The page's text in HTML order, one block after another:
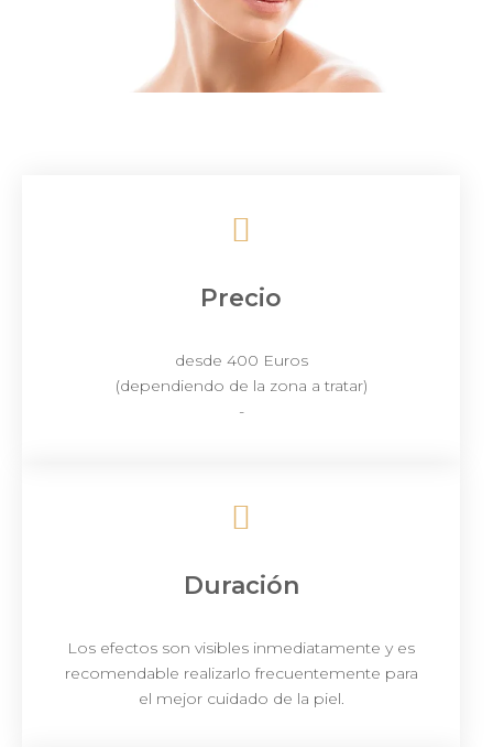
Precio
desde 400 Euros
(dependiendo de la zona a tratar)
-
Duración
Los efectos son visibles inmediatamente y es
recomendable realizarlo frecuentemente para
el mejor cuidado de la piel.